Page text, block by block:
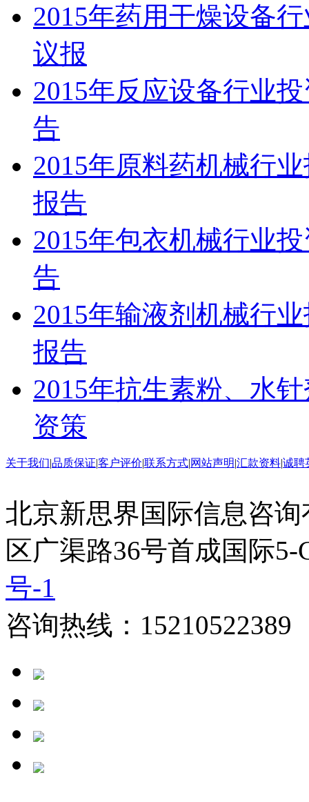
2015年药用干燥设备
议报
2015年反应设备行业
告
2015年原料药机械行
报告
2015年包衣机械行业
告
2015年输液剂机械行
报告
2015年抗生素粉、水
资策
关于我们|品质保证|客户评价|联系方式|网站声明|汇款资料|诚聘
北京新思界国际信息咨
区广渠路36号首成国际
号-1
咨询热线：